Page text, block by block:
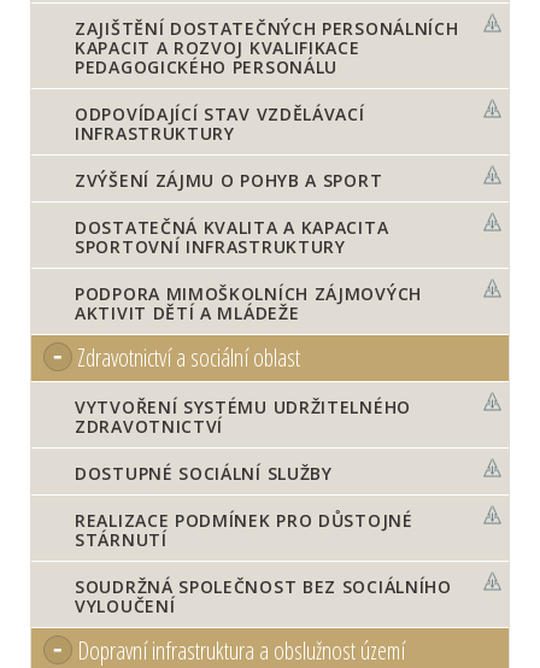
ZAJIŠTĚNÍ DOSTATEČNÝCH PERSONÁLNÍCH
KAPACIT A ROZVOJ KVALIFIKACE
PEDAGOGICKÉHO PERSONÁLU
ODPOVÍDAJÍCÍ STAV VZDĚLÁVACÍ
INFRASTRUKTURY
ZVÝŠENÍ ZÁJMU O POHYB A SPORT
DOSTATEČNÁ KVALITA A KAPACITA
SPORTOVNÍ INFRASTRUKTURY
PODPORA MIMOŠKOLNÍCH ZÁJMOVÝCH
AKTIVIT DĚTÍ A MLÁDEŽE
Zdravotnictví a sociální oblast
VYTVOŘENÍ SYSTÉMU UDRŽITELNÉHO
ZDRAVOTNICTVÍ
DOSTUPNÉ SOCIÁLNÍ SLUŽBY
REALIZACE PODMÍNEK PRO DŮSTOJNÉ
STÁRNUTÍ
SOUDRŽNÁ SPOLEČNOST BEZ SOCIÁLNÍHO
VYLOUČENÍ
Dopravní infrastruktura a obslužnost území